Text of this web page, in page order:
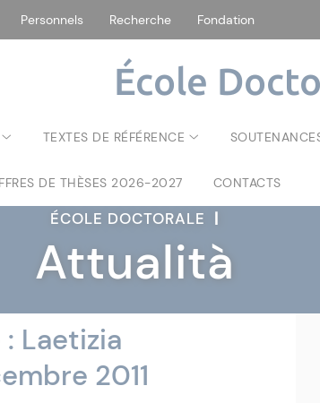
Personnels Recherche Fondation
École
TEXTES DE RÉFÉRENCE
DE THÈSES 2026-2027 CONTACTS
ÉCOLE DOCTORALE |
Attualità
Laetizia
2011